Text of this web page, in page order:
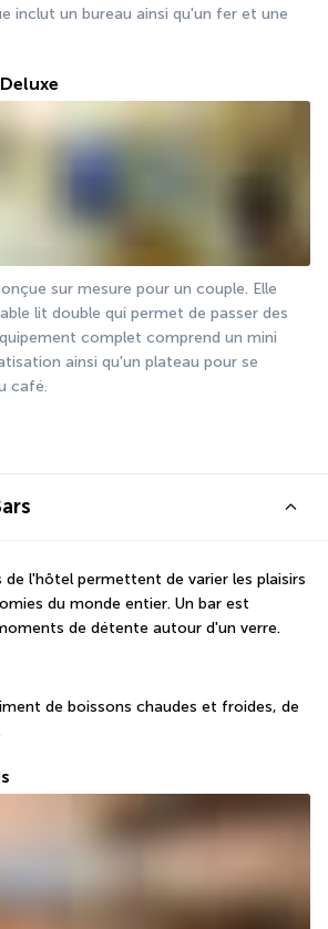
inclut un bureau ainsi qu'un fer et une
sur mesure pour un couple. Elle
lit double qui permet de passer des
complet comprend un mini
ainsi qu'un plateau pour se
café.
de l'hôtel permettent de varier les plaisirs
du monde entier. Un bar est
de détente autour d'un verre.
de boissons chaudes et froides, de